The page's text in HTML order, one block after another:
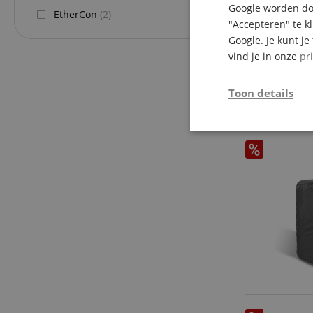
EtherCon (2)
Google worden
"Accepteren" te
Google. Je kunt
vind je in onze
Toon details
Strikt
noodzakelijk
Strikt
Naam